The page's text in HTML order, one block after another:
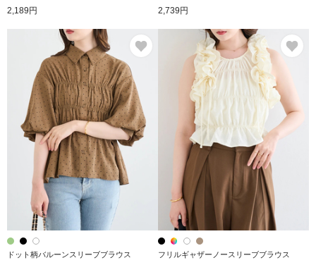
2,189円 2,739円
ドット柄バルーンスリーブブラウス フリルギャザーノースリーブブラウス